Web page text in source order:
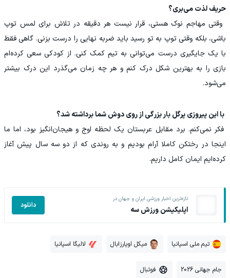
حریف لذت می‌بری؟
‏ وقتی مهاجم نوک هستی، قرار نیست هر دقیقه در تلاش برای لمس توپ
باشی، بلکه وقتی توپ به تو رسید باید ضربه نهایی را درست بزنی. گاهی فقط
با یک جایگیری درست می‌توانی به تیم کمک کنی. از کودکی سعی کرده‌ام
بازی را به بهترین شکل درک کنم و هر چه زمان می‌گذرد این درک بیشتر
می‌شود.
‏ با این پیروزی پرگل بار بزرگی از روی دوش شما برداشته شد؟
فکر نمی‌کنم. برد مقابل عربستان یک لحظه اوج و هیجان‌انگیز بود، اما ما
اینجا در رختکن کاملا آرام بودیم و به روندی که از دو سه سال پیش آغاز
کرده‌ایم ایمان کامل داریم.
تازه‌ترین اخبار ورزشی ایران و جهان در
اپلیکیشن ورزش سه دانلود
تیم ملی اسپانیا میکل اویارزابال لالیگا اسپانیا
جام جهانی 2026 فوتبال